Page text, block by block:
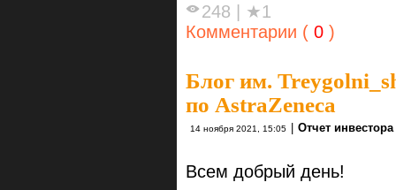
248 | ★1
Комментарии ( 0 )
Блог им.
по AstraZeneca
14 ноября 2021, 15:05 | Отчет инвестора
Всем добрый день!